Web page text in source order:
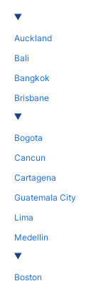
Auckland
Bali
Bangkok
Brisbane
Bogota
Cancun
Cartagena
Guatemala City
Lima
Medellin
Boston